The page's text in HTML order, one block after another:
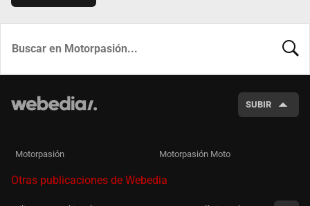
SUBIR
Motorpasión Motorpasión Moto
Otras publicaciones de Webedia